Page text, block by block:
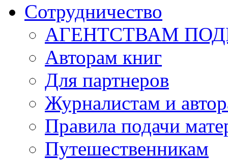
Сотрудничество
АГЕНТСТВАМ
Авторам книг
Для партнеров
Журналистам и
Правила подачи
Путешественникам